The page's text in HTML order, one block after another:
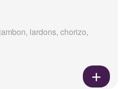
lardons, chorizo,